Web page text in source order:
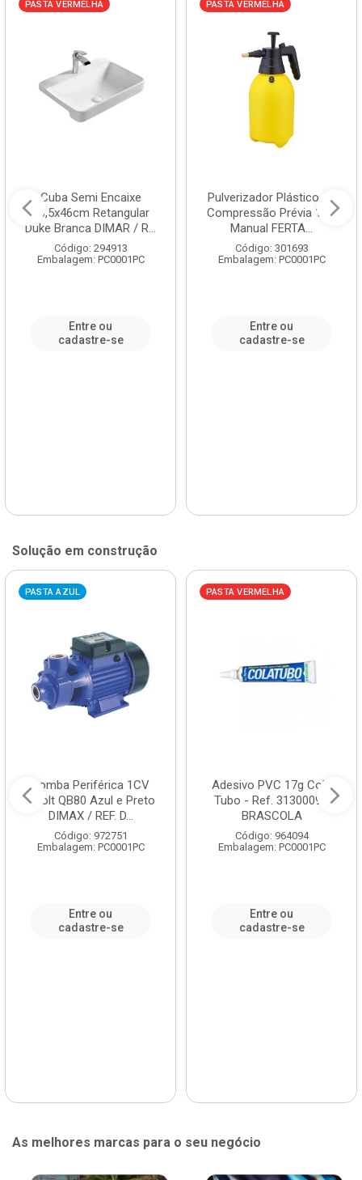
PASTA VERMELHA
Cuba Semi Encaixe
58,5x46cm Retangular
Duke Branca DIMAR / R...
Código: 294913
Embalagem: PC0001PC
Entre ou
cadastre-se
PASTA VERMELHA
Pulverizador Plástico de
Compressão Prévia 1,5L
Manual FERTA...
Código: 301693
Embalagem: PC0001PC
Entre ou
cadastre-se
Solução em construção
PASTA AZUL
Bomba Periférica 1CV
Bivolt QB80 Azul e Preto
DIMAX / REF. D...
Código: 972751
Embalagem: PC0001PC
Entre ou
cadastre-se
PASTA VERMELHA
Adesivo PVC 17g Cola
Tubo - Ref. 3130009 -
BRASCOLA
Código: 964094
Embalagem: PC0001PC
Entre ou
cadastre-se
As melhores marcas para o seu negócio